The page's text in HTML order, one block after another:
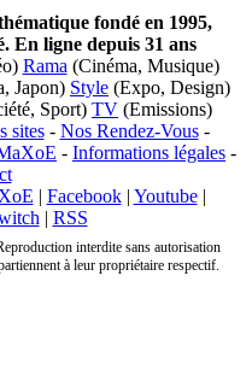
fondé en 1995,
En ligne depuis 31 ans
Rama (Cinéma, Musique)
Japon) Style (Expo, Design)
Sport) TV (Emissions)
sites- Nos Rendez-Vous-
- Informations légales -
| Facebook| Youtube|
| RSS
interdite sans autorisation
à leur propriétaire respectif.